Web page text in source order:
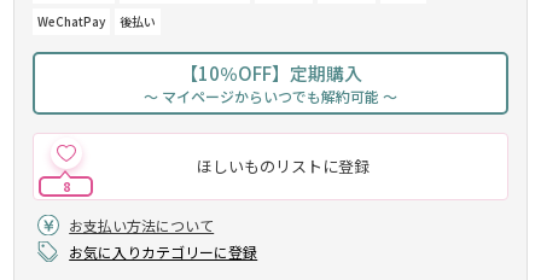
WeChatPay
後払い
【10％OFF】定期購入
～ マイページからいつでも解約可能 ～
ほしいものリストに登録
8
お支払い方法について
お気に入りカテゴリーに登録